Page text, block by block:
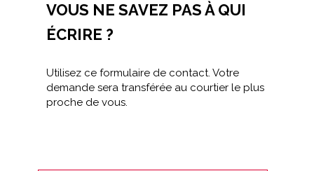
VOUS NE SAVEZ PAS À QUI
ÉCRIRE ?
Utilisez ce formulaire de contact. Votre
demande sera transférée au courtier le plus
proche de vous.